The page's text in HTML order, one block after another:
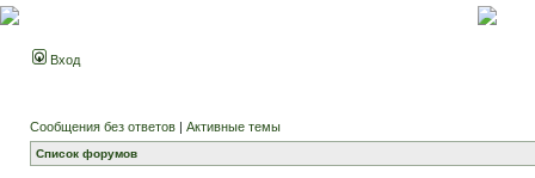
Вход
Сообщения без ответов | Активные темы
Список форумов